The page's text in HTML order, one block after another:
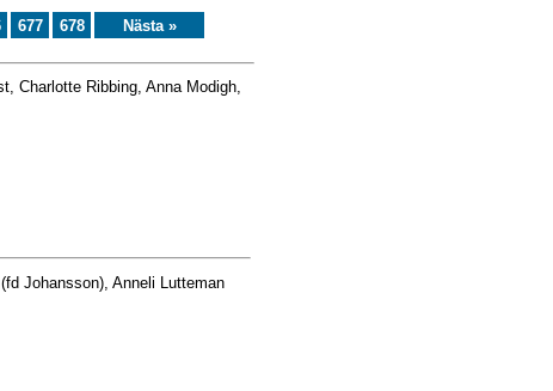
677 678 Nästa »
Charlotte Ribbing, Anna Modigh,
Johansson), Anneli Lutteman